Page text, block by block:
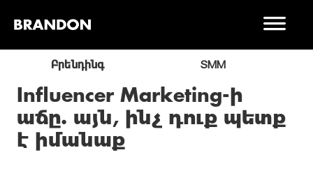
Բրենդինգ SMM
Influencer Marketing-ի
աճը. այն, ինչ դուք պետք
է իմանաք